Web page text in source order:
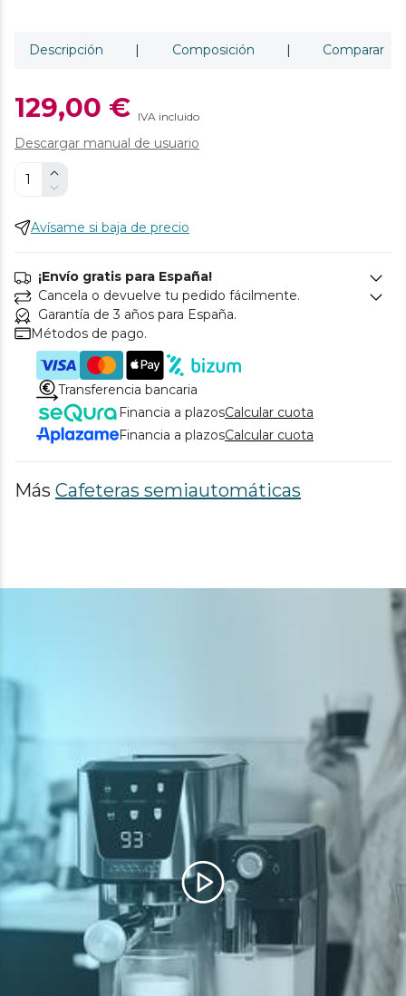
Descripción | Composición | Comparar
129,00 € IVA incluido
Descargar manual de usuario
Avísame si baja de precio
¡Envío gratis para España!
Cancela o devuelve tu pedido fácilmente.
Garantía de 3 años para España.
Métodos de pago.
Transferencia bancaria
Financia a plazosCalcular cuota
Financia a plazosCalcular cuota
Más Cafeteras semiautomáticas